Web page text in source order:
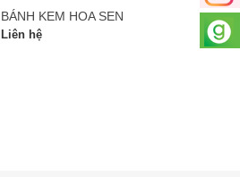
BÁNH KEM HOA SEN
Liên hệ